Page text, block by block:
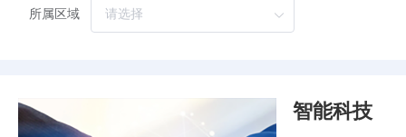
人才认定与资助 新兴产业
节能环保
产业园
所属区域
智能科技